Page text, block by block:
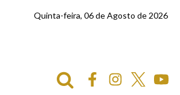
Quinta-feira, 06 de Agosto de 2026